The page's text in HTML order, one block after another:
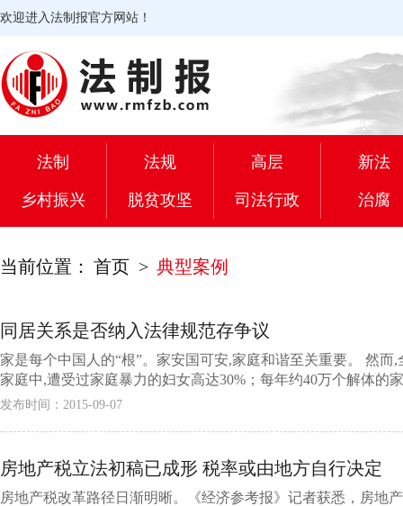
欢迎进入法制报官方网站！
法制 法规 高层 新法
乡村振兴 脱贫攻坚 司法行政 治腐
当前位置： 首页 > 典型案例
同居关系是否纳入法律规范存争议
家是每个中国人的“根”。家安国可安,家庭和谐至关重要。 然
家庭中,遭受过家庭暴力的妇女高达30%；每年约40万个解体的
发布时间：2015-09-07
房地产税立法初稿已成形 税率或由地方自行决定
房地产税改革路径日渐明晰。《经济参考报》记者获悉，房地